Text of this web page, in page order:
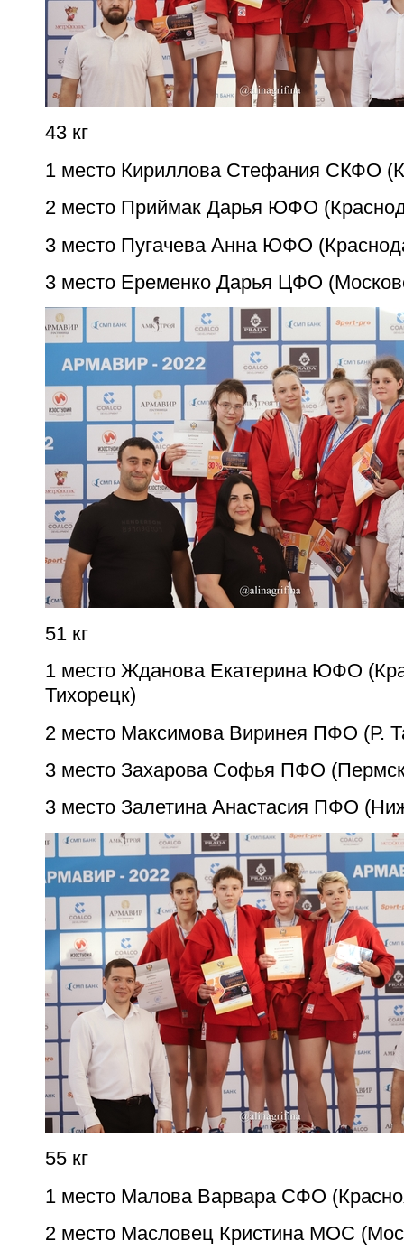
43 кг
1 место Кириллова Стефания СКФО
2 место Приймак Дарья ЮФО
3 место Пугачева Анна ЮФО
3 место Еременко Дарья ЦФО
51 кг
1 место Жданова Екатерина ЮФО
Тихорецк)
2 место Максимова Виринея ПФО (Р.
3 место Захарова Софья ПФО
3 место Залетина Анастасия ПФО
55 кг
1 место Малова Варвара СФО
2 место Масловец Кристина МОС